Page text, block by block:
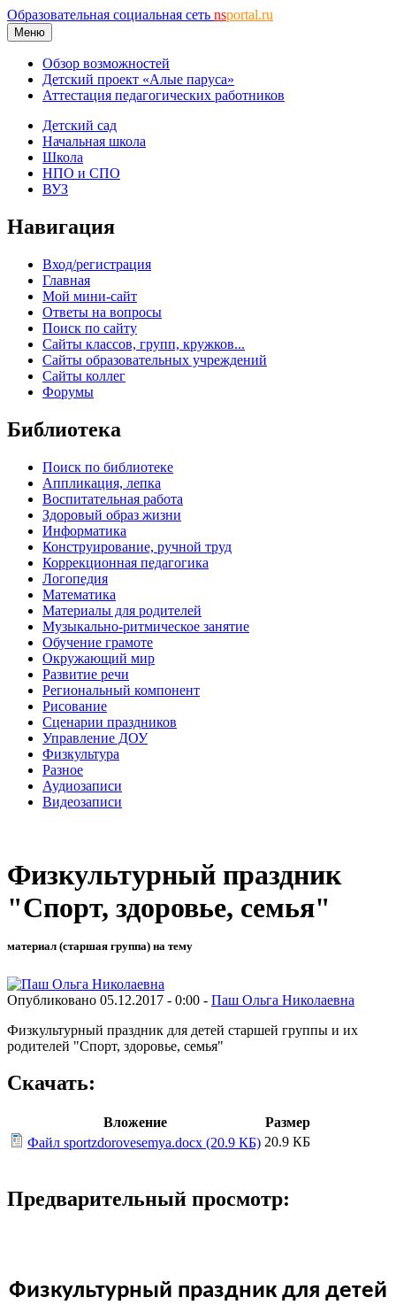
Образовательная социальная сеть nsportal.ru
Меню
Обзор возможностей
Детский проект «Алые паруса»
Аттестация педагогических работников
Детский сад
Начальная школа
Школа
НПО и СПО
ВУЗ
Навигация
Вход/регистрация
Главная
Мой мини-сайт
Ответы на вопросы
Поиск по сайту
Сайты классов, групп, кружков...
Сайты образовательных учреждений
Сайты коллег
Форумы
Библиотека
Поиск по библиотеке
Аппликация, лепка
Воспитательная работа
Здоровый образ жизни
Информатика
Конструирование, ручной труд
Коррекционная педагогика
Логопедия
Математика
Материалы для родителей
Музыкально-ритмическое занятие
Обучение грамоте
Окружающий мир
Развитие речи
Региональный компонент
Рисование
Сценарии праздников
Управление ДОУ
Физкультура
Разное
Аудиозаписи
Видеозаписи
Физкультурный праздник
"Спорт, здоровье, семья"
материал (старшая группа) на тему
Опубликовано 05.12.2017 - 0:00 - Паш Ольга Николаевна
Физкультурный праздник для детей старшей группы и их
родителей "Спорт, здоровье, семья"
Скачать:
Вложение
Размер
Файл sportzdorovesemya.docx (20.9 КБ) 20.9 КБ
Предварительный просмотр:
Физкультурный праздник для детей